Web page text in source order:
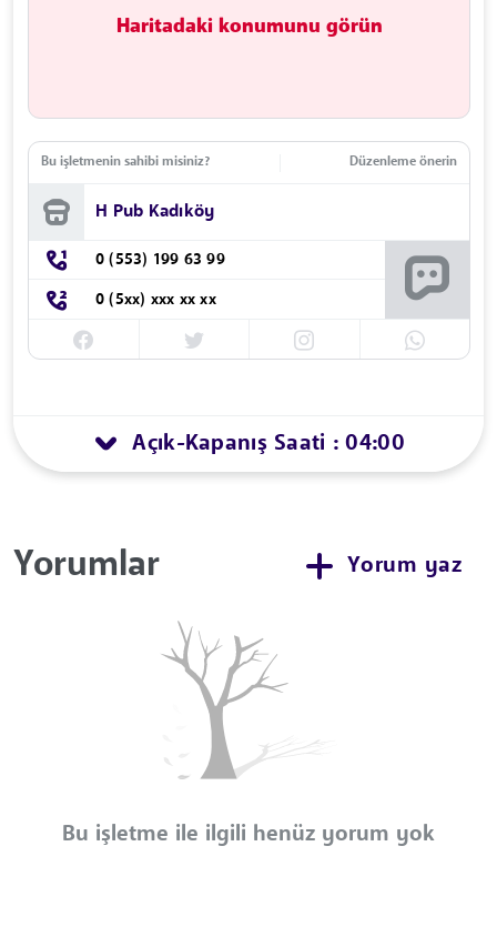
Haritadaki konumunu görün
Bu işletmenin sahibi misiniz? Düzenleme önerin
H Pub Kadıköy
0 (553) 199 63 99
0 (5xx) xxx xx xx
Açık-Kapanış Saati : 04:00
Yorumlar Yorum yaz
Bu işletme ile ilgili henüz yorum yok